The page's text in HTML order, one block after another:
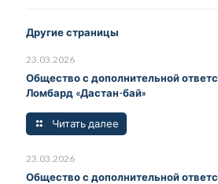
Другие страницы
23.03.2026
Общество с дополнительной
Ломбард «Дастан-бай»
Читать далее
23.03.2026
Общество с дополнительной